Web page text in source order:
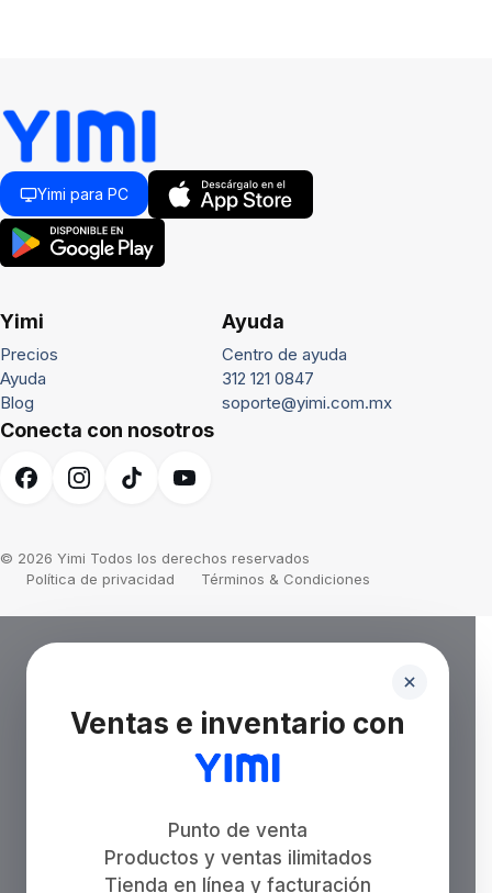
Yimi para PC
Yimi
Precios
Ayuda
Blog
Ayuda
Centro de ayuda
312 121 0847
soporte@yimi.com.mx
Conecta con nosotros
© 2026 Yimi Todos los derechos reservados
Política de privacidad
Términos & Condiciones
Ventas e inventario con
Punto de venta
Productos y ventas ilimitados
Tienda en línea y facturación